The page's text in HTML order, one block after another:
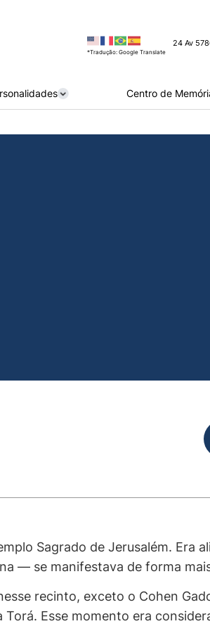
*Tradução: Google Translate
24 Av
Centro de
Sagrado de Jerusalém. Era
— se manifestava de forma
recinto, exceto o Cohen
Esse momento era